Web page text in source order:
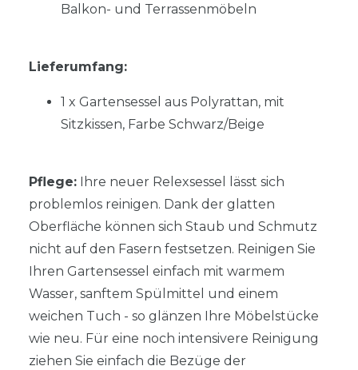
Balkon- und Terrassenmöbeln
Lieferumfang:
1 x Gartensessel aus Polyrattan, mit
Sitzkissen, Farbe Schwarz/Beige
Pflege: Ihre neuer Relexsessel lässt sich
problemlos reinigen. Dank der glatten
Oberfläche können sich Staub und Schmutz
nicht auf den Fasern festsetzen. Reinigen Sie
Ihren Gartensessel einfach mit warmem
Wasser, sanftem Spülmittel und einem
weichen Tuch - so glänzen Ihre Möbelstücke
wie neu. Für eine noch intensivere Reinigung
ziehen Sie einfach die Bezüge der